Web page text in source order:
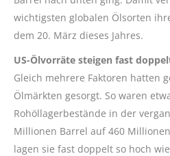
wichtigsten globalen Ölsorten
dem 20. März dieses Jahres.
US-Ölvorräte steigen fast
Gleich mehrere Faktoren hatten
Ölmärkten gesorgt. So waren
Rohöllagerbestände in der
Millionen Barrel auf 460
lagen sie fast doppelt so hoch